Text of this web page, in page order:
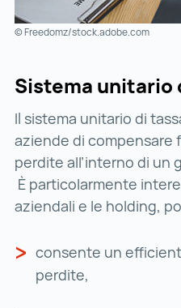
© Freedomz/stock.adobe.com
Sistema unitario
Il sistema unitario di
aziende di compensare
perdite all’interno di un
È particolarmente
aziendali e le holding,
consente un
perdite,